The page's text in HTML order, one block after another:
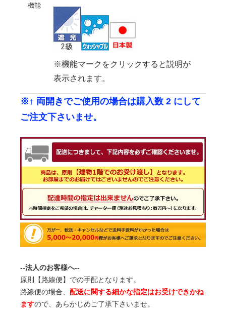
機能
※機能マークをクリックすると説明が
表示されます。
※↑ 両開きでご使用の場合は購入数 2 にして
ご注文下さいませ。
--法人のお客様へ--
原則【路線便】での手配となります。
路線便の場合、 配送に関する細かな指定はお受けできかね
ますので、あらかじめご了承下さいませ。